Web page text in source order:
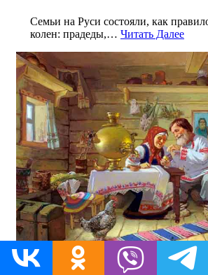
Семьи на Руси состояли, как
колен: прадеды,… Читать Далее